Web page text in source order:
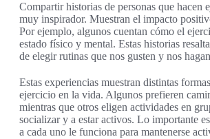
Compartir historias de personas que hacen
muy inspirador. Muestran el impacto
Por ejemplo, algunos cuentan cómo el
estado físico y mental. Estas historias
de elegir rutinas que nos gusten y nos
Estas experiencias muestran distintas
ejercicio en la vida. Algunos prefieren
mientras que otros eligen actividades en
socializar y a estar activos. Lo importante
a cada uno le funciona para mantenerse